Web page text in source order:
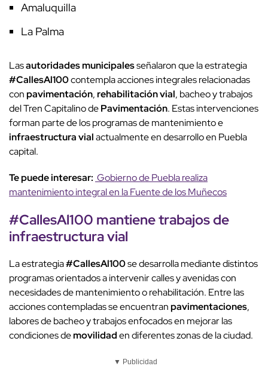
Amaluquilla
La Palma
Lasautoridades municipalesseñalaron que la estrategia
#CallesAl100contempla acciones integrales relacionadas
conpavimentación,rehabilitación vial, bacheo y trabajos
del Tren Capitalino dePavimentación. Estas intervenciones
forman parte de los programas de mantenimiento e
infraestructura vialactualmente en desarrollo en Puebla
capital.
Te puede interesar: Gobierno de Puebla realiza
mantenimiento integral en la Fuente de los Muñecos
#CallesAl100 mantiene trabajos de
infraestructura vial
La estrategia#CallesAl100se desarrolla mediante distintos
programas orientados a intervenir calles y avenidas con
necesidades de mantenimiento o rehabilitación. Entre las
acciones contempladas se encuentranpavimentaciones,
labores de bacheo y trabajos enfocados en mejorar las
condiciones demovilidaden diferentes zonas de la ciudad.
▼ Publicidad